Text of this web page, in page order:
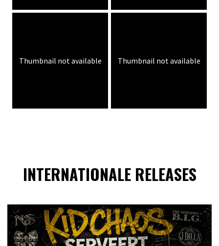
Thumbnail not available Thumbnail not available
INTERNATIONALE RELEASES